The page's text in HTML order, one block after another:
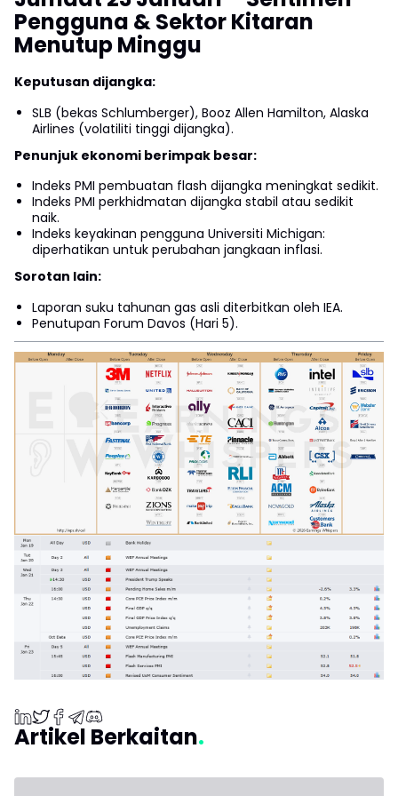
Pengguna & Sektor Kitaran
Menutup Minggu
Keputusan dijangka:
SLB (bekas Schlumberger), Booz Allen Hamilton, Alaska
Airlines (volatiliti tinggi dijangka).
Penunjuk ekonomi berimpak besar:
Indeks PMI pembuatan flash dijangka meningkat sedikit.
Indeks PMI perkhidmatan dijangka stabil atau sedikit
naik.
Indeks keyakinan pengguna Universiti Michigan:
diperhatikan untuk perubahan jangkaan inflasi.
Sorotan lain:
Laporan suku tahunan gas asli diterbitkan oleh IEA.
Penutupan Forum Davos (Hari 5).
Artikel Berkaitan